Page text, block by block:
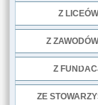
Z LICEÓW
Z
Z
ZE